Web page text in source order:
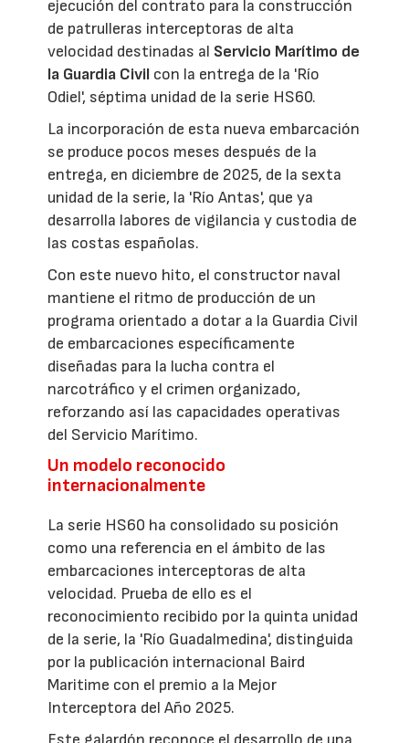
ejecución del contrato para la construcción
de patrulleras interceptoras de alta
velocidad destinadas al Servicio Marítimo de
la Guardia Civil con la entrega de la 'Río
Odiel', séptima unidad de la serie HS60.
La incorporación de esta nueva embarcación
se produce pocos meses después de la
entrega, en diciembre de 2025, de la sexta
unidad de la serie, la 'Río Antas', que ya
desarrolla labores de vigilancia y custodia de
las costas españolas.
Con este nuevo hito, el constructor naval
mantiene el ritmo de producción de un
programa orientado a dotar a la Guardia Civil
de embarcaciones específicamente
diseñadas para la lucha contra el
narcotráfico y el crimen organizado,
reforzando así las capacidades operativas
del Servicio Marítimo.
Un modelo reconocido
internacionalmente
La serie HS60 ha consolidado su posición
como una referencia en el ámbito de las
embarcaciones interceptoras de alta
velocidad. Prueba de ello es el
reconocimiento recibido por la quinta unidad
de la serie, la 'Río Guadalmedina', distinguida
por la publicación internacional Baird
Maritime con el premio a la Mejor
Interceptora del Año 2025.